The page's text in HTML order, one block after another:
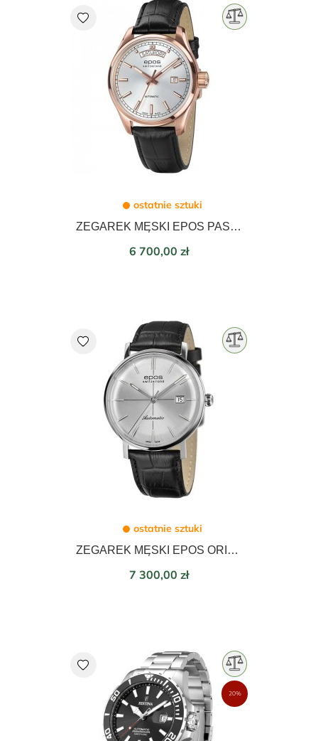
ostatnie sztuki
ZEGAREK MĘSKI EPOS PASSION AUTOMATIC 41mm 3501.142.24.98.25
Cena
6 700,00 zł
favorite
ostatnie sztuki
ZEGAREK MĘSKI EPOS ORIGINALE RETRO 39mm 3437.132.20.18.25
Cena
7 300,00 zł
favorite
favorite
20%